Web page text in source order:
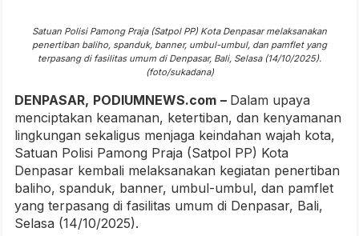
Satuan Polisi Pamong Praja (Satpol PP) Kota Denpasar melaksanakan
penertiban baliho, spanduk, banner, umbul-umbul, dan pamflet yang
terpasang di fasilitas umum di Denpasar, Bali, Selasa (14/10/2025).
(foto/sukadana)
DENPASAR, PODIUMNEWS.com – Dalam upaya
menciptakan keamanan, ketertiban, dan kenyamanan
lingkungan sekaligus menjaga keindahan wajah kota,
Satuan Polisi Pamong Praja (Satpol PP) Kota
Denpasar kembali melaksanakan kegiatan penertiban
baliho, spanduk, banner, umbul-umbul, dan pamflet
yang terpasang di fasilitas umum di Denpasar, Bali,
Selasa (14/10/2025).